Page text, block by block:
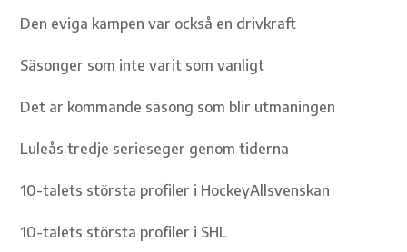
Den eviga kampen var också en drivkraft
Säsonger som inte varit som vanligt
Det är kommande säsong som blir utmaningen
Luleås tredje serieseger genom tiderna
10-talets största profiler i HockeyAllsvenskan
10-talets största profiler i SHL